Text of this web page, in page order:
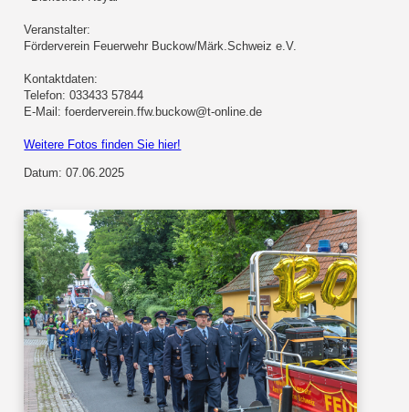
Veranstalter:
Förderverein Feuerwehr Buckow/Märk.Schweiz e.V.
Kontaktdaten:
Telefon: 033433 57844
E-Mail: foerderverein.ffw.buckow@t-online.de
Weitere Fotos finden Sie hier!
Datum: 07.06.2025